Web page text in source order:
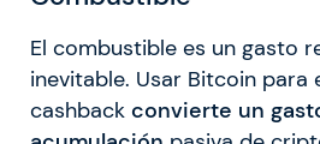
El combustible es un gasto
inevitable. Usar Bitcoin para
cashback convierte un